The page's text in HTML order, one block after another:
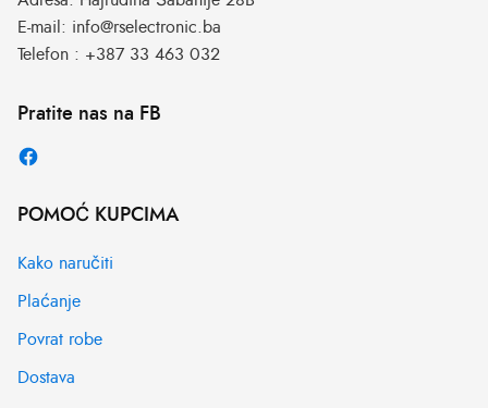
E-mail: info@rselectronic.ba
Telefon : +387 33 463 032
Pratite nas na FB
POMOĆ KUPCIMA
Kako naručiti
Plaćanje
Povrat robe
Dostava